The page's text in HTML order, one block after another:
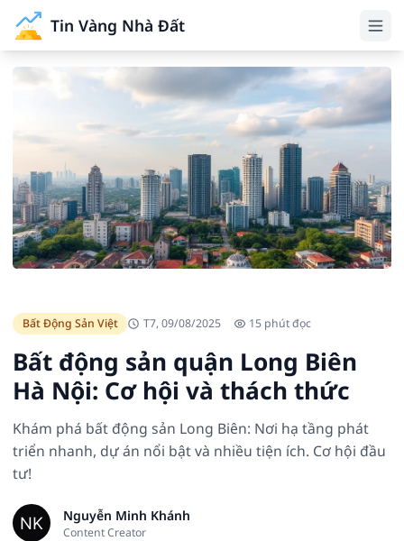
Tin Vàng Nhà Đất
Bất Động Sản Việt T7, 09/08/2025 15 phút đọc
Bất động sản quận Long Biên
Hà Nội: Cơ hội và thách thức
Khám phá bất động sản Long Biên: Nơi hạ tầng phát
triển nhanh, dự án nổi bật và nhiều tiện ích. Cơ hội đầu
tư!
Nguyễn Minh Khánh
Content Creator